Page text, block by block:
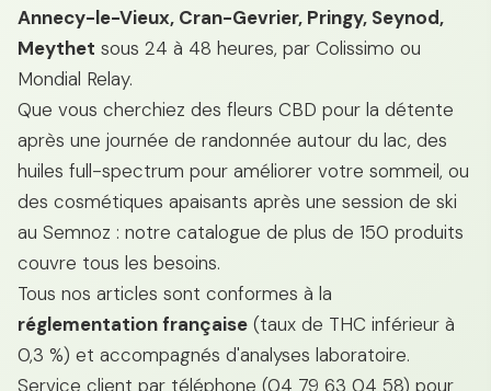
Annecy-le-Vieux, Cran-Gevrier, Pringy, Seynod,
Meythet sous 24 à 48 heures, par Colissimo ou
Mondial Relay.
Que vous cherchiez des fleurs CBD pour la détente
après une journée de randonnée autour du lac, des
huiles full-spectrum pour améliorer votre sommeil, ou
des cosmétiques apaisants après une session de ski
au Semnoz : notre catalogue de plus de 150 produits
couvre tous les besoins.
Tous nos articles sont conformes à la
réglementation française (taux de THC inférieur à
0,3 %) et accompagnés d'analyses laboratoire.
Service client par téléphone (04 79 63 04 58) pour